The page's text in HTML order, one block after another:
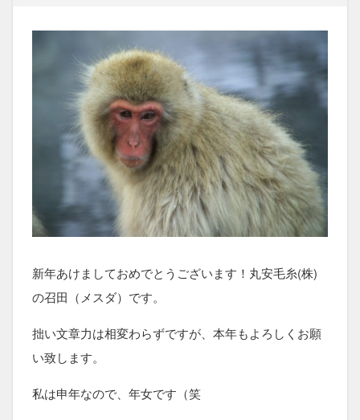
新年あけましておめでとうございます！丸安毛糸(株)
の召田（メスダ）です。
拙い文章力は相変わらずですが、本年もよろしくお願
い致します。
私は申年なので、年女です（笑